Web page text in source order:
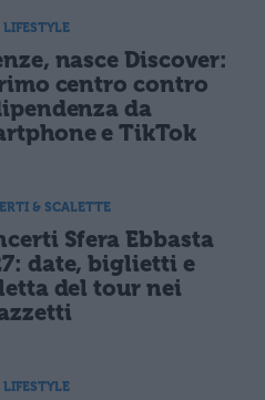
nasce Discover:
centro contro
da
e TikTok
& SCALETTE
Sfera Ebbasta
date, biglietti e
del tour nei